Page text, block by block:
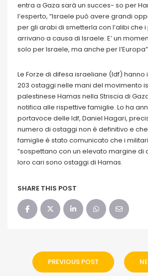
entra a Gaza sarà un succes- so per
l’esperto, “Israele può avere grandi
per gli arabi di smetterla con l’alibi che
arrivano a causa di Israele. E’ un
solo per Israele, ma anche per
Le Forze di difesa israeliane (Idf)
203 ostaggi nelle mani del movimento
palestinese Hamas nella Striscia di
notifica alle rispettive famiglie. Lo ha
portavoce delle Idf, Daniel Hagari,
numero di ostaggi non è definitivo e
famiglie è stato comunicato che i
“sospettano con un elevato margine di
loro cari sono ostaggi di Hamas.
SHARE THIS POST
PREVIOUS POST